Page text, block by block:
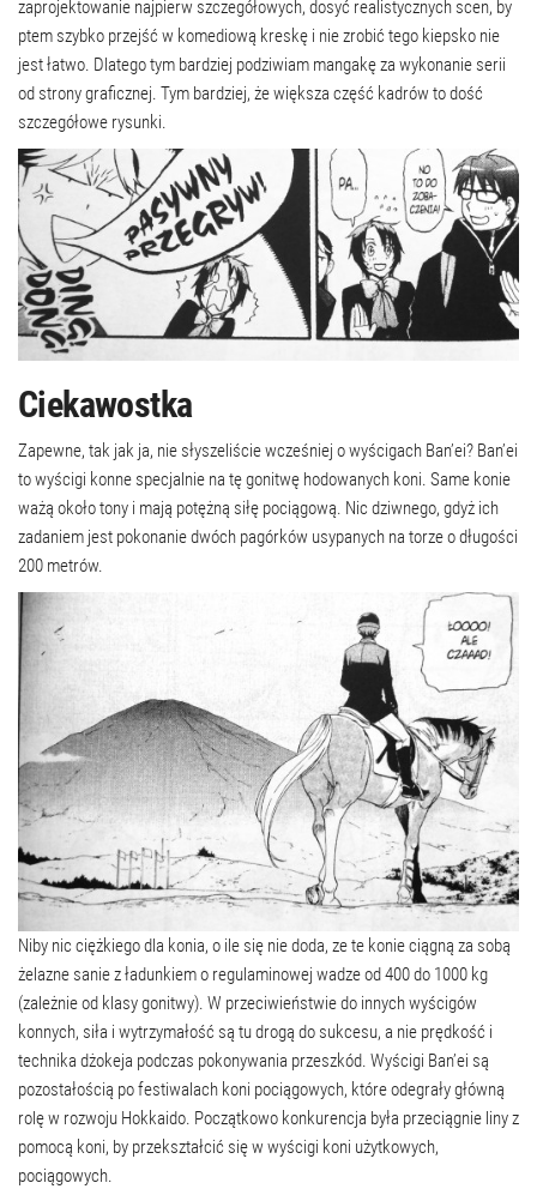
zaprojektowanie najpierw szczegółowych, dosyć realistycznych scen, by
ptem szybko przejść w komediową kreskę i nie zrobić tego kiepsko nie
jest łatwo. Dlatego tym bardziej podziwiam mangakę za wykonanie serii
od strony graficznej. Tym bardziej, że większa część kadrów to dość
szczegółowe rysunki.
Ciekawostka
Zapewne, tak jak ja, nie słyszeliście wcześniej o wyścigach Ban’ei? Ban’ei
to wyścigi konne specjalnie na tę gonitwę hodowanych koni. Same konie
ważą około tony i mają potężną siłę pociągową. Nic dziwnego, gdyż ich
zadaniem jest pokonanie dwóch pagórków usypanych na torze o długości
200 metrów.
Niby nic ciężkiego dla konia, o ile się nie doda, ze te konie ciągną za sobą
żelazne sanie z ładunkiem o regulaminowej wadze od 400 do 1000 kg
(zależnie od klasy gonitwy). W przeciwieństwie do innych wyścigów
konnych, siła i wytrzymałość są tu drogą do sukcesu, a nie prędkość i
technika dżokeja podczas pokonywania przeszkód. Wyścigi Ban’ei są
pozostałością po festiwalach koni pociągowych, które odegrały główną
rolę w rozwoju Hokkaido. Początkowo konkurencja była przeciągnie liny z
pomocą koni, by przekształcić się w wyścigi koni użytkowych,
pociągowych.